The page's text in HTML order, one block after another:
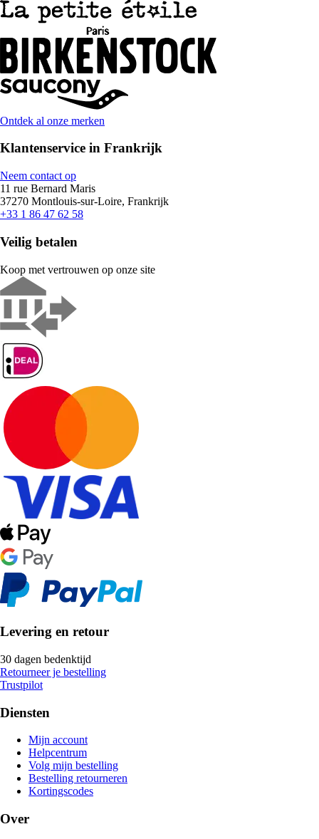
Ontdek al onze merken
Klantenservice in Frankrijk
Neem contact op
11 rue Bernard Maris
37270 Montlouis-sur-Loire, Frankrijk
+33 1 86 47 62 58
Veilig betalen
Koop met vertrouwen op onze site
Levering en retour
30 dagen bedenktijd
Retourneer je bestelling
Trustpilot
Diensten
Mijn account
Helpcentrum
Volg mijn bestelling
Bestelling retourneren
Kortingscodes
Over